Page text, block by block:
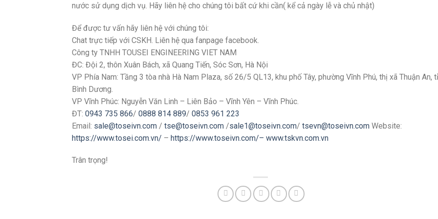
nước sử dụng dịch vụ. Hãy liên hệ cho chúng tôi bất cứ khi cần( kể cả ngày lễ và chủ nhật)
Để được tư vấn hãy liên hệ với chúng tôi:
Chat trực tiếp với CSKH. Liên hệ qua fanpage facebook.
Công ty TNHH TOUSEI ENGINEERING VIET NAM
ĐC: Đội 2, thôn Xuân Bách, xã Quang Tiến, Sóc Sơn, Hà Nội
VP Phía Nam: Tầng 3 tòa nhà Hà Nam Plaza, số 26/5 QL13, khu phố Tây, phường Vĩnh Phú, thị xã Thuận An,
Bình Dương.
VP Vĩnh Phúc: Nguyễn Văn Linh – Liên Bảo – Vĩnh Yên – Vĩnh Phúc.
ĐT: 0943 735 866/ 0888 814 889/ 0853 961 223
Email: sale@toseivn.com / tse@toseivn.com /sale1@toseivn.com/ tsevn@toseivn.com Website:
https://www.tosei.com.vn/ – https://www.toseivn.com/– www.tskvn.com.vn
Trân trọng!